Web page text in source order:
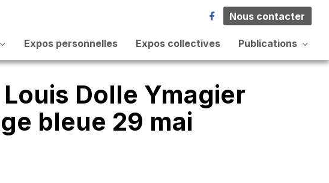
Expos personnelles Expos collectives Publications
Nous contacter
Dolle Ymagier
bleue 29 mai